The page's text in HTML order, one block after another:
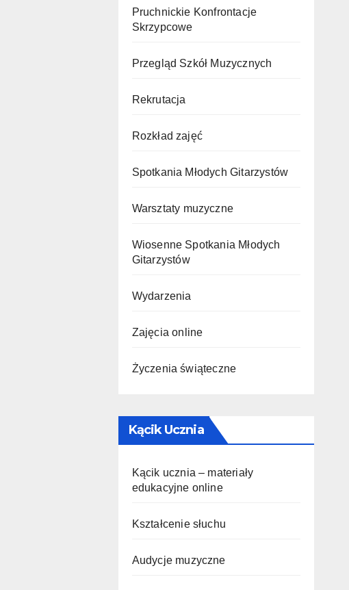
Pruchnickie Konfrontacje
Skrzypcowe
Przegląd Szkół Muzycznych
Rekrutacja
Rozkład zajęć
Spotkania Młodych Gitarzystów
Warsztaty muzyczne
Wiosenne Spotkania Młodych
Gitarzystów
Wydarzenia
Zajęcia online
Życzenia świąteczne
Kącik Ucznia
Kącik ucznia – materiały
edukacyjne online
Kształcenie słuchu
Audycje muzyczne